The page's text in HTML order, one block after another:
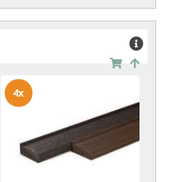
4x